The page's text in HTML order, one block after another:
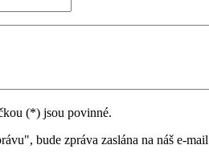
(*) jsou povinné.
bude zpráva zaslána na náš e-